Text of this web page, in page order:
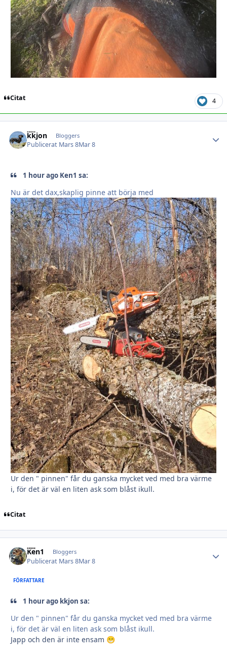
Citat 4
kkjon Bloggers
Publicerat Mars 8Mar 8
1 hour ago Ken1 sa:
Nu är det dax,skaplig pinne att börja med
Ur den " pinnen" får du ganska mycket ved med bra värme
i, för det är väl en liten ask som blåst ikull.
Citat
Ken1 Bloggers
Publicerat Mars 8Mar 8
FÖRFATTARE
1 hour ago kkjon sa:
Ur den " pinnen" får du ganska mycket ved med bra värme
i, för det är väl en liten ask som blåst ikull.
Japp och den är inte ensam 😁